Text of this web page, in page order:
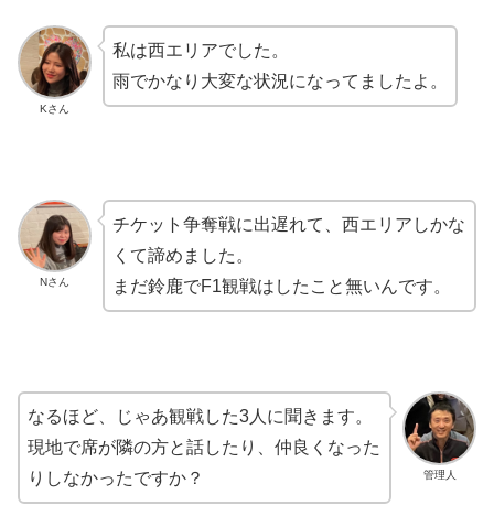
Kさん
私は西エリアでした。
雨でかなり大変な状況になってましたよ。
Nさん
チケット争奪戦に出遅れて、西エリアしかな
くて諦めました。
まだ鈴鹿でF1観戦はしたこと無いんです。
管理人
なるほど、じゃあ観戦した3人に聞きます。
現地で席が隣の方と話したり、仲良くなった
りしなかったですか？